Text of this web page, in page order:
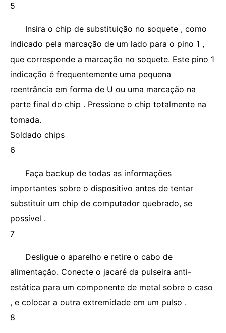
5
Insira o chip de substituição no soquete , como
indicado pela marcação de um lado para o pino 1 ,
que corresponde a marcação no soquete. Este pino 1
indicação é frequentemente uma pequena
reentrância em forma de U ou uma marcação na
parte final do chip . Pressione o chip totalmente na
tomada.
Soldado chips
6
Faça backup de todas as informações
importantes sobre o dispositivo antes de tentar
substituir um chip de computador quebrado, se
possível .
7
Desligue o aparelho e retire o cabo de
alimentação. Conecte o jacaré da pulseira anti-
estática para um componente de metal sobre o caso
, e colocar a outra extremidade em um pulso .
8